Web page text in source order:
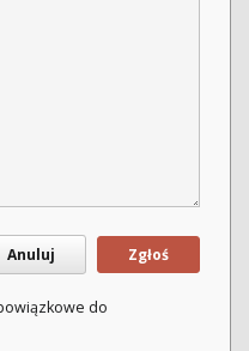
Anuluj Zgłoś
do